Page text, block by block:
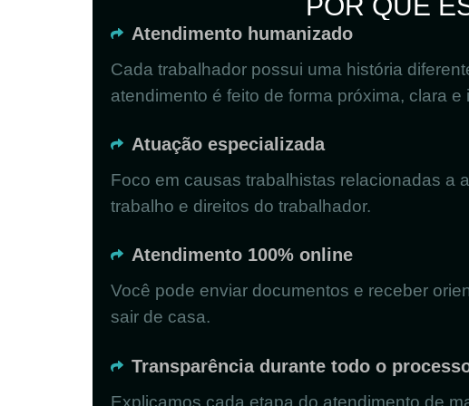
Atendimento humanizado
Cada trabalhador possui uma história
atendimento é feito de forma próxima, clara e
Atuação especializada
Foco em causas trabalhistas relacionadas a
trabalho e direitos do trabalhador.
Atendimento 100% online
Você pode enviar documentos e receber
sair de casa.
Transparência durante todo o
Explicamos cada etapa do atendimento de